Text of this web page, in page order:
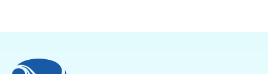
会社情報
社長挨拶